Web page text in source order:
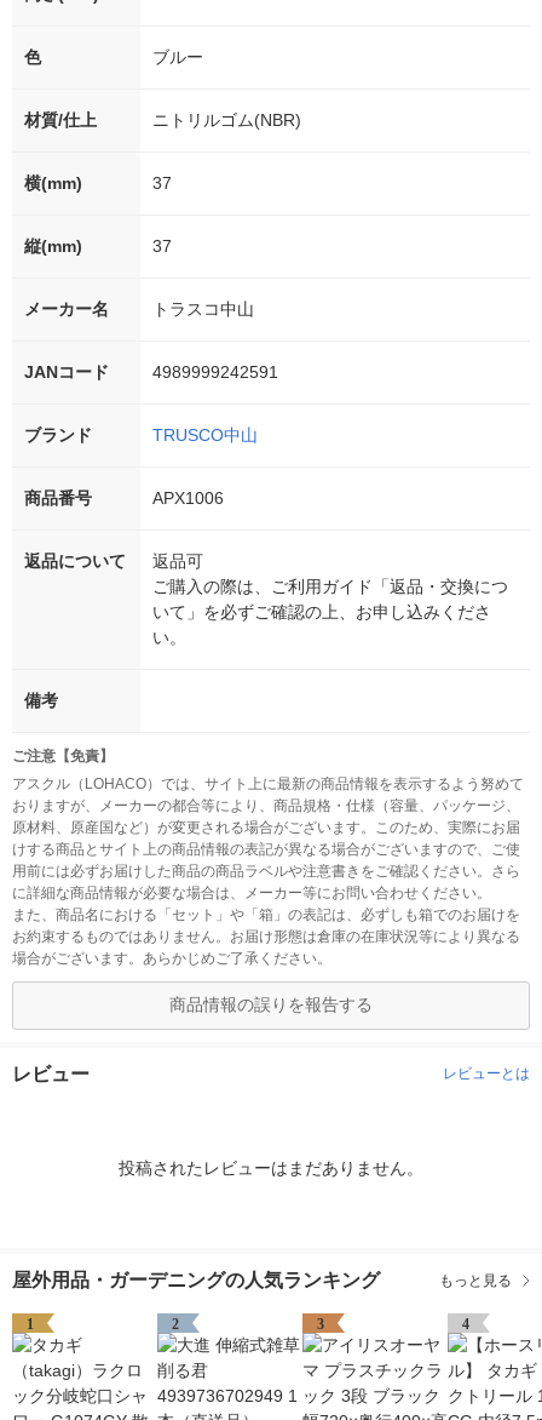
色 ブルー
材質/仕上 ニトリルゴム(NBR)
横(mm) 37
縦(mm) 37
メーカー名 トラスコ中山
JANコード 4989999242591
ブランド TRUSCO中山
商品番号 APX1006
返品について
返品可
ご購入の際は、ご利用ガイド「返品・交換につ
いて」を必ずご確認の上、お申し込みくださ
い。
備考
ご注意【免責】
アスクル（LOHACO）では、サイト上に最新の商品情報を表示するよう努めて
おりますが、メーカーの都合等により、商品規格・仕様（容量、パッケージ、
原材料、原産国など）が変更される場合がございます。このため、実際にお届
けする商品とサイト上の商品情報の表記が異なる場合がございますので、ご使
用前には必ずお届けした商品の商品ラベルや注意書きをご確認ください。さら
に詳細な商品情報が必要な場合は、メーカー等にお問い合わせください。
また、商品名における「セット」や「箱」の表記は、必ずしも箱でのお届けを
お約束するものではありません。お届け形態は倉庫の在庫状況等により異なる
場合がございます。あらかじめご了承ください。
商品情報の誤りを報告する
レビュー レビューとは
投稿されたレビューはまだありません。
屋外用品・ガーデニングの人気ランキング もっと見る
1 2 3 4